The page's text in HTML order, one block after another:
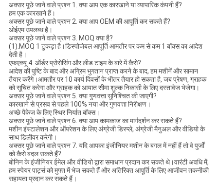
अक्सर पूछे जाने वाले प्रश्न 1. क्या आप एक कारखाने या व्यापारिक कंपनी हैं?
हम एक कारखाने हैं।
अक्सर पूछे जाने वाले प्रश्न 2. क्या आप OEM की आपूर्ति कर सकते हैं?
ओईएम उपलब्ध है।
अक्सर पूछे जाने वाले प्रश्न 3. MOQ क्या है?
(1).MOQ 1 टुकड़ा है।डिस्पोजेबल आपूर्ति आमतौर पर कम से कम 1 बॉक्स का आदेश
देती है।
एफएक्यू 4. ऑर्डर प्रोसेसिंग और लीड टाइम के बारे में कैसे?
आदेश की पुष्टि के बाद और अग्रिम भुगतान प्राप्त करने के बाद, हम मशीनें और सामान
तैयार करेंगे।आमतौर पर 10 कार्य दिवसों के भीतर तैयार हो सकता है, जब प्रेषण, ग्राहक
को सूचित करेगा और ग्राहक को आयात सीमा शुल्क निकासी के लिए दस्तावेज भेजेगा।
अक्सर पूछे जाने वाले प्रश्न 5. क्या गुणवत्ता सुनिश्चित की जाएगी?
कारखाने से प्रसव से पहले 100% नया और गुणवत्ता निरीक्षण।
अच्छे पैकेज के लिए स्थिर निर्यात बॉक्स।
अक्सर पूछे जाने वाले प्रश्न 6. क्या आप कामकाज का मार्गदर्शन कर सकते हैं?
मशीन इंस्टालेशन और ऑपरेशन के लिए अंग्रेजी डिस्प्ले, अंग्रेजी मैनुअल और वीडियो के
साथ डिलीवर करेगी।
अक्सर पूछे जाने वाले प्रश्न 7. यदि आपका इंजीनियर मशीन के बगल में नहीं हैं तो वे पुर्जों
को कैसे बदल सकते हैं?
बोनिन के इंजीनियर ईमेल और वीडियो द्वारा समाधान प्रदान कर सकते थे।वारंटी अवधि में,
हम स्पेयर पार्ट्स को मुफ्त में भेज सकते हैं और अतिरिक्त आपूर्ति के लिए आजीवन तकनीकी
सहायता प्रदान कर सकते हैं।